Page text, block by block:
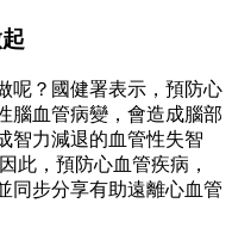
呢？國健署表示，預防心
腦血管病變，會造成腦部
智力減退的血管性失智
此，預防心血管疾病，
同步分享有助遠離心血管